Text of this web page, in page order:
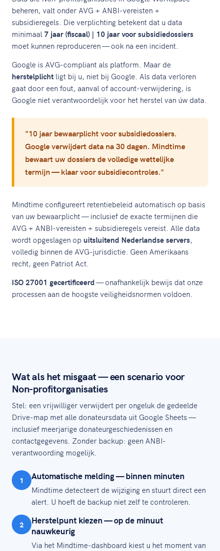
beheren, valt onder AVG + ANBI-vereisten +
subsidieregels. Die verplichting betekent dat u data
minimaal7 jaar (fiscaal) | 10 jaar voor subsidiedossiers
moet kunnen reproduceren — ook na een incident.
Google is AVG-compliant als platform. Maar de
herstelplicht ligt bij u, niet bij Google. Als data verloren
gaat door een fout, aanval of account-verwijdering, is
Google niet verantwoordelijk voor het herstel van úw data.
"10 jaar bewaarplicht voor subsidiedossiers.
Google verwijdert data na 30 dagen. Mindtime
bewaart uw dossiers de volledige wettelijke
termijn — klaar voor subsidiecontroles."
Mindtime configureert retentiebeleid automatisch op basis
van uw bewaarplicht — inclusief de exacte termijnen die
AVG + ANBI-vereisten + subsidieregels vereist. Alle data
wordt opgeslagen op uitsluitend Nederlandse servers,
volledig binnen de AVG-jurisdictie. Geen Amerikaans
recht, geen Patriot Act.
ISO 27001 gecertificeerd— onafhankelijk bewijs dat onze
processen aan de hoogste veiligheidsnormen voldoen.
Wat als het misgaat — een scenario voor
Non-profitorganisaties
Stel: een vrijwilliger verwijdert per ongeluk de gedeelde
Drive-map met alle donateursdata uit Google Sheets —
inclusief meerjarige donateurgeschiedenissen en
contactgegevens. Zonder backup: geen ANBI-
verantwoording mogelijk.
1 Automatische melding — binnen minuten
Mindtime detecteert de wijziging en stuurt direct een
alert. U hoeft de backup niet zelf te controleren.
2
Herstelpunt kiezen — op de minuut
nauwkeurig
Via het Mindtime-dashboard kiest u het moment van